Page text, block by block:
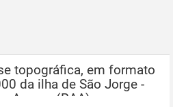
topográfica, em formato
da ilha de São Jorge -
Açores (RAA)